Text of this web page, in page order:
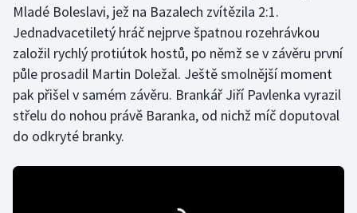
Házená
Jezdectví
Judo
Krasobruslení
Mladé Boleslavi, jež na Bazalech zvítězila 2:1.
Jednadvacetiletý hráč nejprve špatnou rozehrávkou
založil rychlý protiútok hostů, po němž se v závěru první
půle prosadil Martin Doležal. Ještě smolnější moment
pak přišel v samém závěru. Brankář Jiří Pavlenka vyrazil
střelu do nohou právě Baranka, od nichž míč doputoval
do odkryté branky.